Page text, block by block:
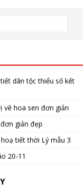
dân tộc thiểu số kết
vẽ hoa sen đơn giản
giản đẹp
tiết thời Lý mẫu 3
20-11